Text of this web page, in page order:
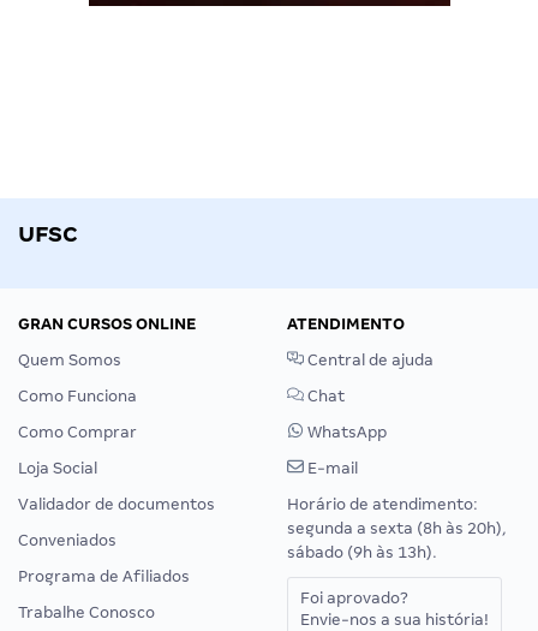
UFSC
GRAN CURSOS ONLINE
Quem Somos
Como Funciona
Como Comprar
Loja Social
Validador de documentos
Conveniados
Programa de Afiliados
Trabalhe Conosco
ATENDIMENTO
Central de ajuda
Chat
WhatsApp
E-mail
Horário de atendimento:
segunda a sexta (8h às 20h),
sábado (9h às 13h).
Foi aprovado?
Envie-nos a sua história!